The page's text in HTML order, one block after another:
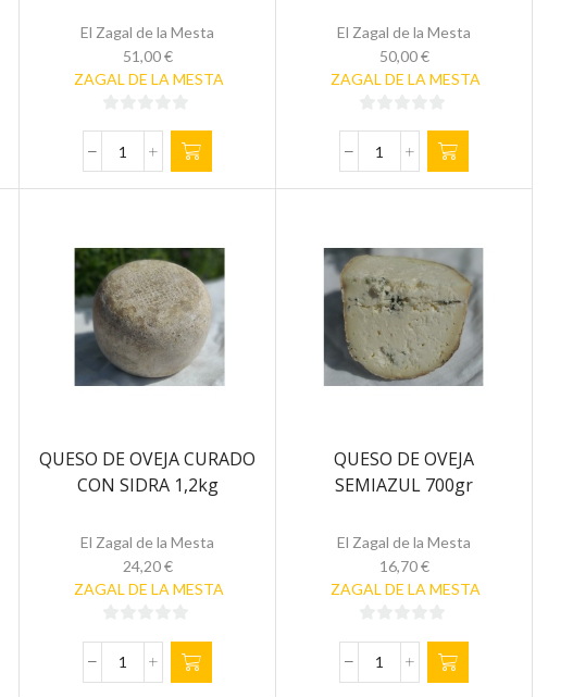
El Zagal de la Mesta
51,00€
ZAGAL DE LA MESTA
de
5
LOTE
3
cantidad
El Zagal de la Mesta
50,00€
ZAGAL DE LA MESTA
de
5
LOTE
2
QUESO DE OVEJA CURADO
CON SIDRA 1,2kg
El Zagal de la Mesta
24,20€
ZAGAL DE LA MESTA
de
5
QUESO
QUESO DE OVEJA
SEMIAZUL 700gr
El Zagal de la Mesta
16,70€
ZAGAL DE LA MESTA
de
5
QUESO